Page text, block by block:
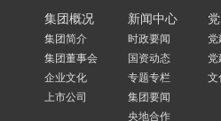
集团概况
集团简介
集团董事会
企业文化
上市公司
新闻中心
时政要闻
国资动态
专题专栏
集团要闻
央地合作
党
党
文